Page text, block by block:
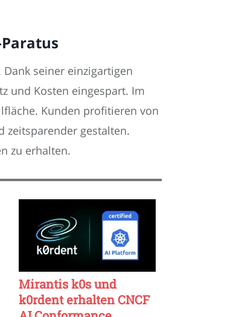
Paratus
Dank seiner einzigartigen
und Kosten eingespart. Im
Kunden profitieren von
zeitsparender gestalten.
zu erhalten.
Mirantis k0s und
k0rdent erhalten CNCF